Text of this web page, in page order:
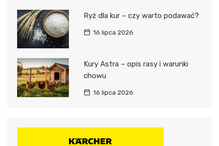
Ryż dla kur – czy warto podawać?
16 lipca 2026
Kury Astra – opis rasy i warunki
chowu
16 lipca 2026